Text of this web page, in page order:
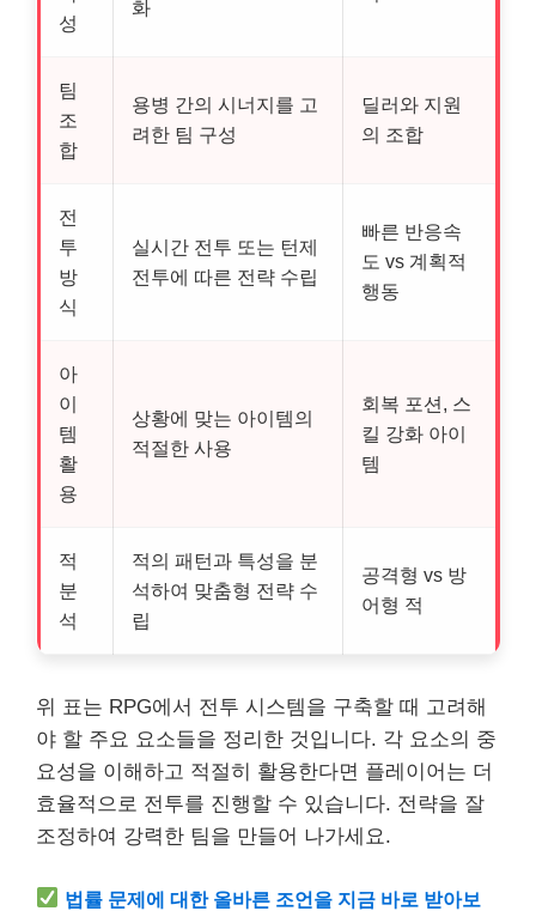
성
화
팀
조
합
용병 간의 시너지를 고
려한 팀 구성
딜러와 지원
의 조합
전
투
방
식
실시간 전투 또는 턴제
전투에 따른 전략 수립
빠른 반응속
도 vs 계획적
행동
아
이
템
활
용
상황에 맞는 아이템의
적절한 사용
회복 포션, 스
킬 강화 아이
템
적
분
석
적의 패턴과 특성을 분
석하여 맞춤형 전략 수
립
공격형 vs 방
어형 적
위 표는 RPG에서 전투 시스템을 구축할 때 고려해
야 할 주요 요소들을 정리한 것입니다. 각 요소의 중
요성을 이해하고 적절히 활용한다면 플레이어는 더
효율적으로 전투를 진행할 수 있습니다. 전략을 잘
조정하여 강력한 팀을 만들어 나가세요.
법률 문제에 대한 올바른 조언을 지금 바로 받아보